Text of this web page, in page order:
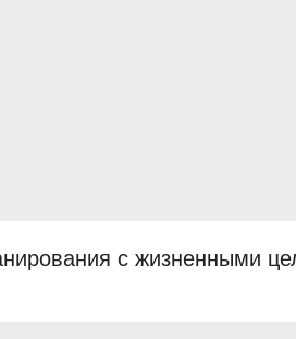
с жизненными